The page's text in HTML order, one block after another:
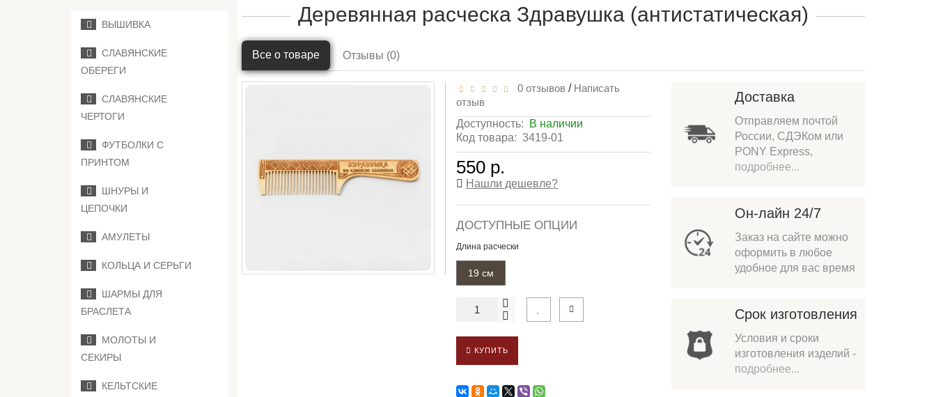
ВЫШИВКА
СЛАВЯНСКИЕ
ОБЕРЕГИ
СЛАВЯНСКИЕ
ЧЕРТОГИ
ФУТБОЛКИ С
ПРИНТОМ
ШНУРЫ И
ЦЕПОЧКИ
АМУЛЕТЫ
КОЛЬЦА И СЕРЬГИ
ШАРМЫ ДЛЯ
БРАСЛЕТА
МОЛОТЫ И
СЕКИРЫ
КЕЛЬТСКИЕ
Деревянная расческа Здравушка (антистатическая)
Все о товаре Отзывы (0)
0 отзывов / Написать
отзыв
Доступность: В наличии
Код товара: 3419-01
550 р.
Нашли дешевле?
ДОСТУПНЫЕ ОПЦИИ
Длина расчески
19 см
КУПИТЬ
Доставка
Отправляем почтой
России, СДЭКом или
PONY Express,
подробнее...
Он-лайн 24/7
Заказ на сайте можно
оформить в любое
удобное для вас время
Срок изготовления
Условия и сроки
изготовления изделий -
подробнее...